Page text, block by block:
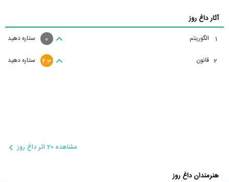
آثار داغ روز
1 الگوریتم ستاره دهید 0
2 قانون ستاره دهید 4.3
مشاهده 20 اثر داغ روز
هنرمندان داغ روز